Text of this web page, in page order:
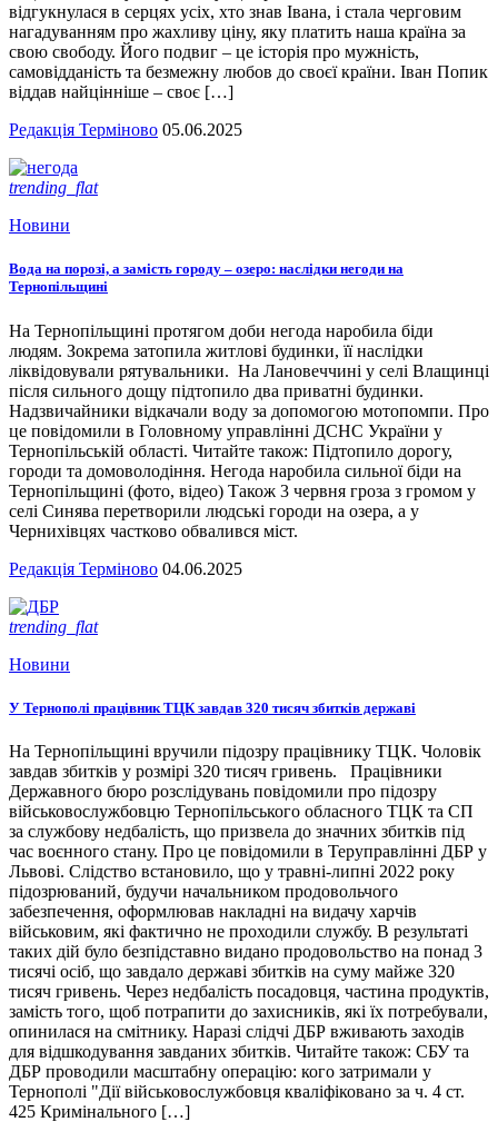
відгукнулася в серцях усіх, хто знав Івана, і стала черговим
нагадуванням про жахливу ціну, яку платить наша країна за
свою свободу. Його подвиг – це історія про мужність,
самовідданість та безмежну любов до своєї країни. Іван Попик
віддав найцінніше – своє […]
Редакція Терміново 05.06.2025
trending_flat
Новини
Вода на порозі, а замість городу – озеро: наслідки негоди на
Тернопільщині
На Тернопільщині протягом доби негода наробила біди
людям. Зокрема затопила житлові будинки, її наслідки
ліквідовували рятувальники. На Лановеччині у селі Влащинці
після сильного дощу підтопило два приватні будинки.
Надзвичайники відкачали воду за допомогою мотопомпи. Про
це повідомили в Головному управлінні ДСНС України у
Тернопільській області. Читайте також: Підтопило дорогу,
городи та домоволодіння. Негода наробила сильної біди на
Тернопільщині (фото, відео) Також 3 червня гроза з громом у
селі Синява перетворили людські городи на озера, а у
Чернихівцях частково обвалився міст.
Редакція Терміново 04.06.2025
trending_flat
Новини
У Тернополі працівник ТЦК завдав 320 тисяч збитків державі
На Тернопільщині вручили підозру працівнику ТЦК. Чоловік
завдав збитків у розмірі 320 тисяч гривень. Працівники
Державного бюро розслідувань повідомили про підозру
військовослужбовцю Тернопільського обласного ТЦК та СП
за службову недбалість, що призвела до значних збитків під
час воєнного стану. Про це повідомили в Теруправлінні ДБР у
Львові. Слідство встановило, що у травні-липні 2022 року
підозрюваний, будучи начальником продовольчого
забезпечення, оформлював накладні на видачу харчів
військовим, які фактично не проходили службу. В результаті
таких дій було безпідставно видано продовольство на понад 3
тисячі осіб, що завдало державі збитків на суму майже 320
тисяч гривень. Через недбалість посадовця, частина продуктів,
замість того, щоб потрапити до захисників, які їх потребували,
опинилася на смітнику. Наразі слідчі ДБР вживають заходів
для відшкодування завданих збитків. Читайте також: СБУ та
ДБР проводили масштабну операцію: кого затримали у
Тернополі "Дії військовослужбовця кваліфіковано за ч. 4 ст.
425 Кримінального […]